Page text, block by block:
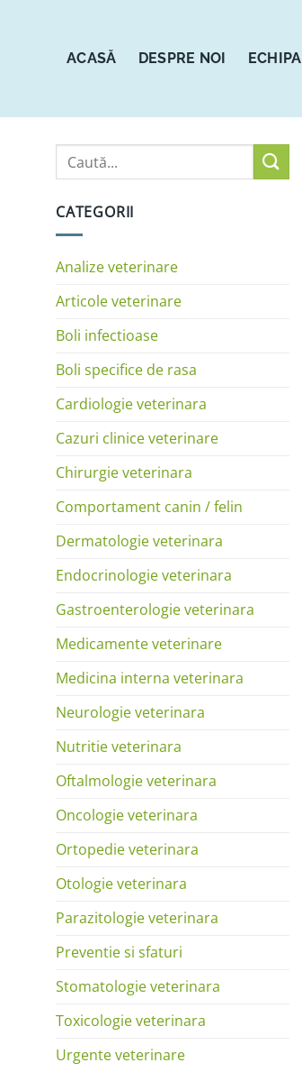
ACASĂ DESPRE NOI ECHIPA
CATEGORII
Analize veterinare
Articole veterinare
Boli infectioase
Boli specifice de rasa
Cardiologie veterinara
Cazuri clinice veterinare
Chirurgie veterinara
Comportament canin / felin
Dermatologie veterinara
Endocrinologie veterinara
Gastroenterologie veterinara
Medicamente veterinare
Medicina interna veterinara
Neurologie veterinara
Nutritie veterinara
Oftalmologie veterinara
Oncologie veterinara
Ortopedie veterinara
Otologie veterinara
Parazitologie veterinara
Preventie si sfaturi
Stomatologie veterinara
Toxicologie veterinara
Urgente veterinare